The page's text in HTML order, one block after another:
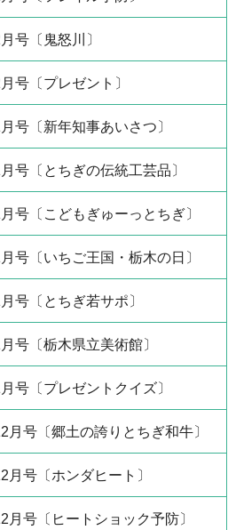
号〔鬼怒川〕
号〔プレゼント〕
号〔新年知事あいさつ〕
号〔とちぎの伝統工芸品〕
号〔こどもぎゅーっとちぎ〕
号〔いちご王国・栃木の日〕
号〔とちぎ若サポ〕
号〔栃木県立美術館〕
号〔プレゼントクイズ〕
月号〔郷土の誇りとちぎ和牛〕
月号〔ホンダヒート〕
月号〔ヒートショック予防〕